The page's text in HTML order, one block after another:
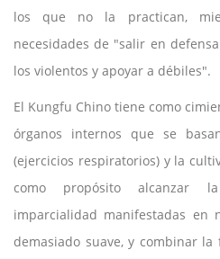
los que no la practican,
necesidades de "salir en
los violentos y apoyar a débiles".
El Kungfu Chino tiene como
órganos internos que se
(ejercicios respiratorios) y la
como propósito alcanzar
imparcialidad manifestadas en
demasiado suave, y combinar